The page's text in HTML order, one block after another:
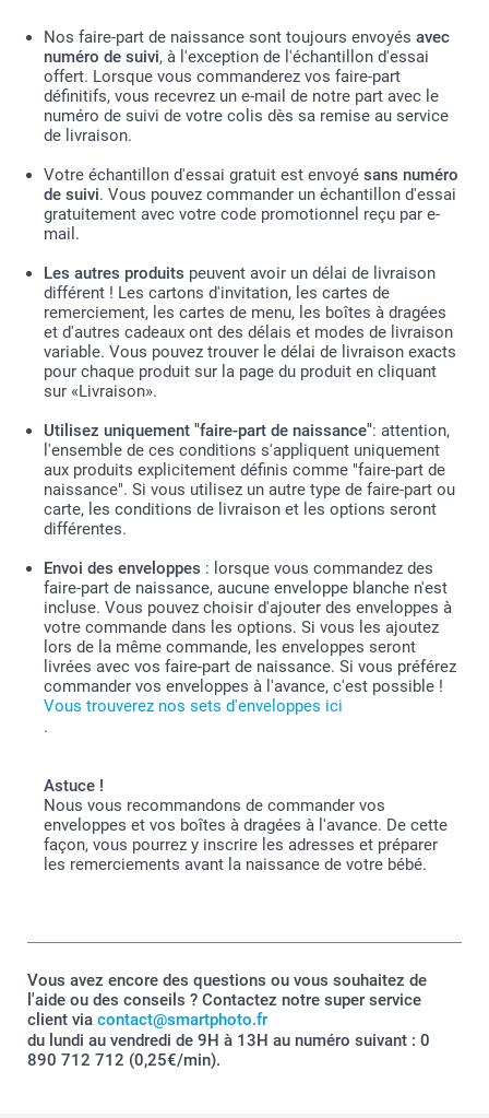
Nos faire-part de naissance sont toujours envoyés avec
numéro de suivi, à l'exception de l'échantillon d'essai
offert. Lorsque vous commanderez vos faire-part
définitifs, vous recevrez un e-mail de notre part avec le
numéro de suivi de votre colis dès sa remise au service
de livraison.
Votre échantillon d'essai gratuit est envoyé sans numéro
de suivi. Vous pouvez commander un échantillon d'essai
gratuitement avec votre code promotionnel reçu par e-
mail.
Les autres produits peuvent avoir un délai de livraison
différent ! Les cartons d'invitation, les cartes de
remerciement, les cartes de menu, les boîtes à dragées
et d'autres cadeaux ont des délais et modes de livraison
variable. Vous pouvez trouver le délai de livraison exacts
pour chaque produit sur la page du produit en cliquant
sur «Livraison».
Utilisez uniquement "faire-part de naissance": attention,
l'ensemble de ces conditions s'appliquent uniquement
aux produits explicitement définis comme "faire-part de
naissance". Si vous utilisez un autre type de faire-part ou
carte, les conditions de livraison et les options seront
différentes.
Envoi des enveloppes : lorsque vous commandez des
faire-part de naissance, aucune enveloppe blanche n'est
incluse. Vous pouvez choisir d'ajouter des enveloppes à
votre commande dans les options. Si vous les ajoutez
lors de la même commande, les enveloppes seront
livrées avec vos faire-part de naissance. Si vous préférez
commander vos enveloppes à l'avance, c'est possible !
Vous trouverez nos sets d'enveloppes ici
.
Astuce !
Nous vous recommandons de commander vos
enveloppes et vos boîtes à dragées à l'avance. De cette
façon, vous pourrez y inscrire les adresses et préparer
les remerciements avant la naissance de votre bébé.
Vous avez encore des questions ou vous souhaitez de
l'aide ou des conseils ? Contactez notre super service
client via contact@smartphoto.fr
du lundi au vendredi de 9H à 13H au numéro suivant : 0
890 712 712 (0,25€/min).